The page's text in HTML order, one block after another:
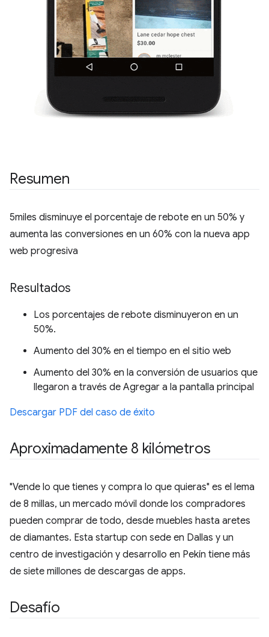
Resumen
5miles disminuye el porcentaje de rebote en un 50% y
aumenta las conversiones en un 60% con la nueva app
web progresiva
Resultados
Los porcentajes de rebote disminuyeron en un
50%.
Aumento del 30% en el tiempo en el sitio web
Aumento del 30% en la conversión de usuarios que
llegaron a través de Agregar a la pantalla principal
Descargar PDF del caso de éxito
Aproximadamente 8 kilómetros
"Vende lo que tienes y compra lo que quieras" es el lema
de 8 millas, un mercado móvil donde los compradores
pueden comprar de todo, desde muebles hasta aretes
de diamantes. Esta startup con sede en Dallas y un
centro de investigación y desarrollo en Pekín tiene más
de siete millones de descargas de apps.
Desafío